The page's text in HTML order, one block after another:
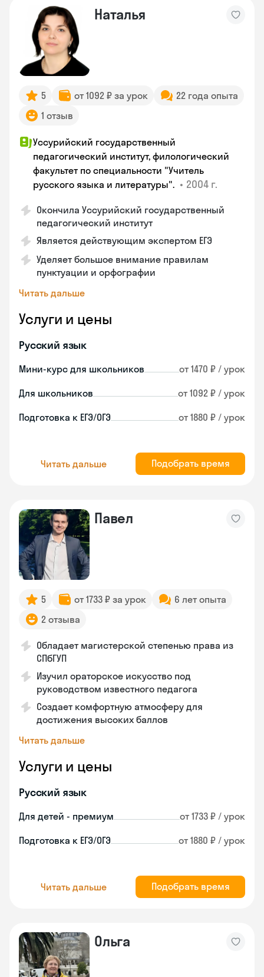
Наталья
5 от 1092 ₽ за урок
22 года опыта
1 отзыв
Уссурийский государственный
педагогический институт, филологический
факультет по специальности "Учитель
русского языка и литературы". • 2004 г.
Окончила Уссурийский государственный
педагогический институт
Является действующим экспертом ЕГЭ
Уделяет большое внимание правилам
пунктуации и орфографии
Читать дальше
Услуги и цены
Русский язык
Мини-курс для школьников от 1470 ₽ / урок
Для школьников от 1092 ₽ / урок
Подготовка к ЕГЭ/ОГЭ от 1880 ₽ / урок
Читать дальше Подобрать время
Павел
5 от 1733 ₽ за урок
6 лет опыта
2 отзыва
Обладает магистерской степенью права из
СПбГУП
Изучил ораторское искусство под
руководством известного педагога
Создает комфортную атмосферу для
достижения высоких баллов
Читать дальше
Услуги и цены
Русский язык
Для детей - премиум от 1733 ₽ / урок
Подготовка к ЕГЭ/ОГЭ от 1880 ₽ / урок
Читать дальше Подобрать время
Ольга